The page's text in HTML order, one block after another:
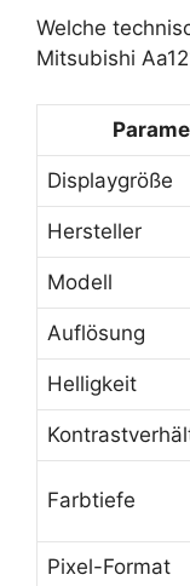
Welche
Mitsubishi
Displaygröße
Hersteller
Modell
Auflösung
Helligkeit
Farbtiefe
Pixel-Format